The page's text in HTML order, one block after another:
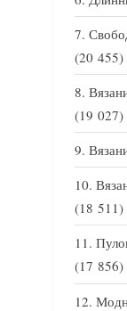
(20 455)
(19 027)
(18 511)
(17 856)